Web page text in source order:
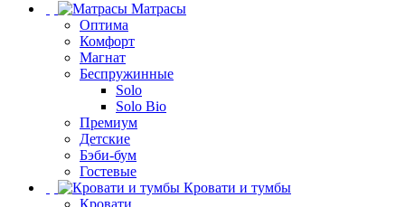
Матрасы
Оптима
Комфорт
Магнат
Беспружинные
Solo
Solo Bio
Премиум
Детские
Бэби-бум
Гостевые
Кровати и тумбы
Кровати